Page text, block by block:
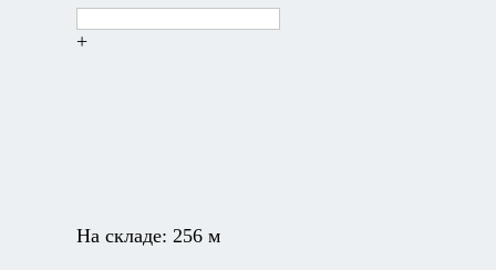
+
На складе: 256 м